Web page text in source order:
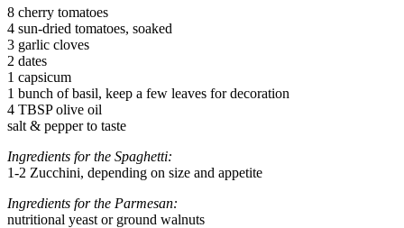
8 cherry tomatoes
4 sun-dried tomatoes, soaked
3 garlic cloves
2 dates
1 capsicum
1 bunch of basil, keep a few leaves for decoration
4 TBSP olive oil
salt & pepper to taste
Ingredients for the Spaghetti:
1-2 Zucchini, depending on size and appetite
Ingredients for the Parmesan:
nutritional yeast or ground walnuts